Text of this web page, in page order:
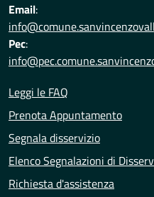
Email:
Pec:
Leggi le FAQ
Prenota Appuntamento
Segnala disservizio
Elenco Segnalazioni di
Richiesta d'assistenza